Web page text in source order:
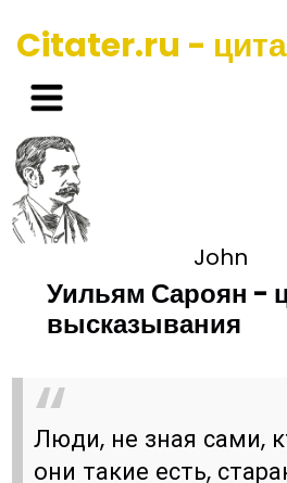
Citater.ru -
John
Уильям Сароян -
высказывания
Люди, не зная сами,
они такие есть,